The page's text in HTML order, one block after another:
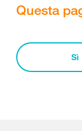
Questa
Sì